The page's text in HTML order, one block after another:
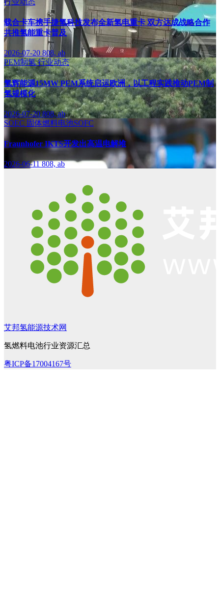
载合卡车携手捷氢科技发布全新氢电重卡 双方达成战略合作
共推氢能重卡普及
2026-07-20 808, ab
PEM制氢行业动态
氢辉能源15MW PEM系统启运欧洲，以工程实践推动PEM制
氢规模化
2026-07-20808, ab
SOEC 固体燃料电池SOFC
Fraunhofer IKTS开发出高温电解堆
2026-06-11808, ab
艾邦氢能源技术网
氢燃料电池行业资源汇总
粤ICP备17004167号